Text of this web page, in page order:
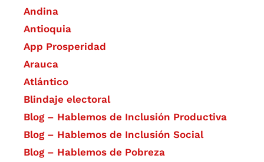
Andina
Antioquia
App Prosperidad
Arauca
Atlántico
Blindaje electoral
Blog – Hablemos de Inclusión Productiva
Blog – Hablemos de Inclusión Social
Blog – Hablemos de Pobreza